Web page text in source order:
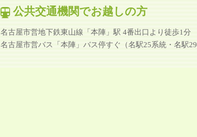
公共交通機関でお越しの方
名古屋市営地下鉄東山線「本陣」駅 4番出口より徒歩1分
名古屋市営バス「本陣」バス停すぐ（名駅25系統・名駅